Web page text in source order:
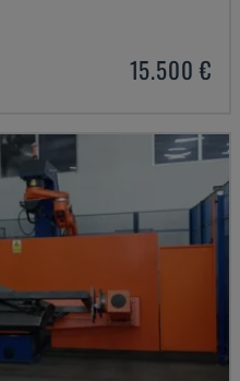
15.500 €